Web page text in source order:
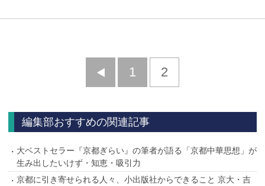
前
1 2
編集部おすすめの関連記事
大ベストセラー『京都ぎらい』の筆者が語る「京都中華思想」が
生み出したいけず・知恵・吸引力
京都に引き寄せられる人々、小出版社からできること 京大・吉